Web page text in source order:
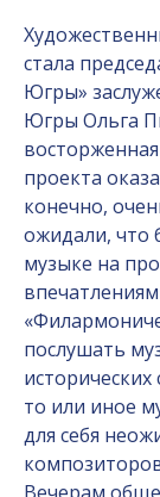
стала
Югры»
Югры Ольга
проекта
конечно,
ожидали, что
музыке на
послушать
то или иное
для себя